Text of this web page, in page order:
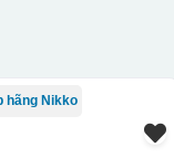
hãng Nikko